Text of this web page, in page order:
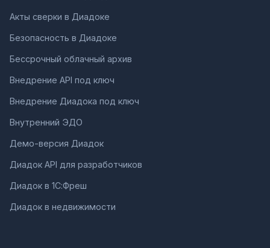
Акты сверки в Диадоке
Безопасность в Диадоке
Бессрочный облачный архив
Внедрение API под ключ
Внедрение Диадока под ключ
Внутренний ЭДО
Демо-версия Диадок
Диадок API для разработчиков
Диадок в 1С:Фреш
Диадок в недвижимости